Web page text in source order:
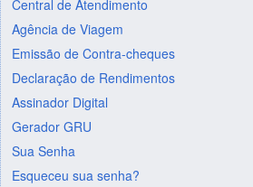
Central de Atendimento
Agência de Viagem
Emissão de Contra-cheques
Declaração de Rendimentos
Assinador Digital
Gerador GRU
Sua Senha
Esqueceu sua senha?